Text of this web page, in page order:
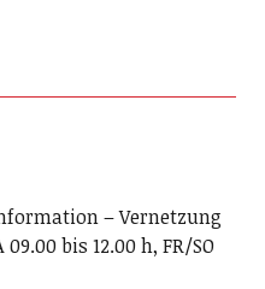
– Vernetzung
09.00 bis 12.00 h, FR/SO